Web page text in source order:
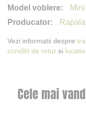
Rapala
Vezi informatii despre
conditii de retur si
Cele mai